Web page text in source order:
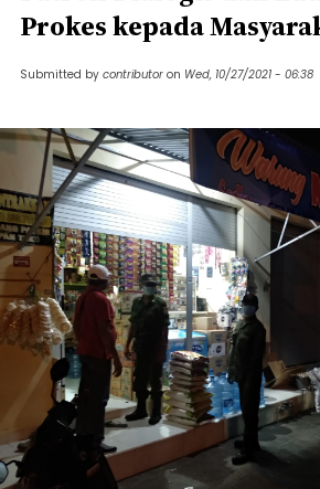
Prokes kepada
Submitted by contributor on Wed, 10/27/2021 - 06:38